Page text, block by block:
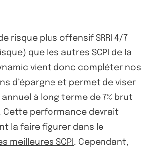
risque plus offensif SRRI 4/7
que les autres SCPI de la
vient donc compléter nos
d’épargne et permet de viser
à long terme de 7% brut
Cette performance devrait
la faire figurer dans le
meilleures SCPI . Cependant,